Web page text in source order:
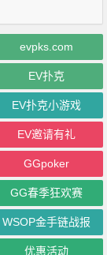
evpks.com
EV扑克
EV扑克小游戏
EV邀请有礼
GGpoker
GG春季狂欢赛
WSOP金手链战报
优惠活动